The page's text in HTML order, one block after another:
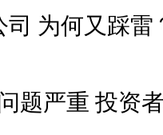
为何又踩雷
题严重 投资